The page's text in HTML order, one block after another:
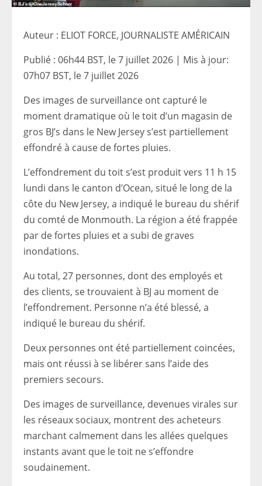
Auteur : ELIOT FORCE, JOURNALISTE AMÉRICAIN
Publié : 06h44 BST, le 7 juillet 2026 | Mis à jour:
07h07 BST, le 7 juillet 2026
Des images de surveillance ont capturé le
moment dramatique où le toit d’un magasin de
gros BJ’s dans le New Jersey s’est partiellement
effondré à cause de fortes pluies.
L’effondrement du toit s’est produit vers 11 h 15
lundi dans le canton d’Ocean, situé le long de la
côte du New Jersey, a indiqué le bureau du shérif
du comté de Monmouth. La région a été frappée
par de fortes pluies et a subi de graves
inondations.
Au total, 27 personnes, dont des employés et
des clients, se trouvaient à BJ au moment de
l’effondrement. Personne n’a été blessé, a
indiqué le bureau du shérif.
Deux personnes ont été partiellement coincées,
mais ont réussi à se libérer sans l’aide des
premiers secours.
Des images de surveillance, devenues virales sur
les réseaux sociaux, montrent des acheteurs
marchant calmement dans les allées quelques
instants avant que le toit ne s’effondre
soudainement.